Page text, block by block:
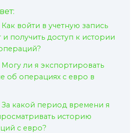
Как войти в учетную запись
и получить доступ к истории
Могу ли я экспортировать
об операциях с евро в
За какой период времени я
историю
с евро?